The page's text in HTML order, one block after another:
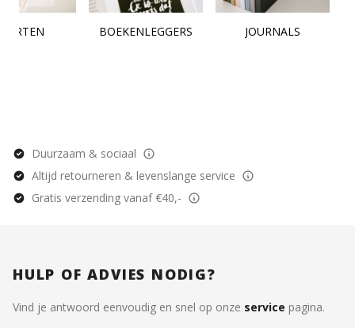
BOEKENLEGGERS JOURNALS
Duurzaam & sociaal
Altijd retourneren & levenslange service
Gratis verzending vanaf €40,-
HULP OF ADVIES NODIG?
Vind je antwoord eenvoudig en snel op onze service pagina.